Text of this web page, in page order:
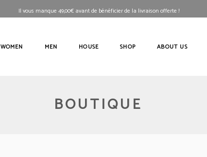
Il vous manque 49,00€avant de bénéficier de la livraison offerte !
WOMEN MEN HOUSE SHOP ABOUT US
BOUTIQUE